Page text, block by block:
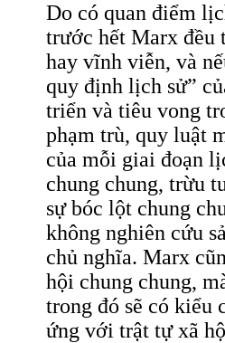
Do có quan điểm
trước hết Marx đều
hay vĩnh viễn, và
quy định lịch sử”
triển và tiêu vong
phạm trù, quy luật
của mỗi giai đoạn
chung chung, trừu
sự bóc lột chung
không nghiên cứu
chủ nghĩa. Marx
hội chung chung,
trong đó sẽ có kiểu
ứng với trật tự xã